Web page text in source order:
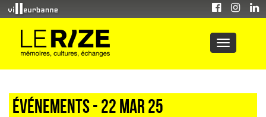
Événements - 22 Mar 25